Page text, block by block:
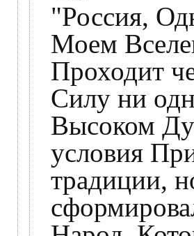
"Россия,
Моем
Проходит
Силу ни
Высоком
условия
традиции,